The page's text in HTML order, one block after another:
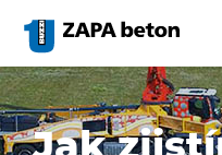
hlavnímu
obsahu